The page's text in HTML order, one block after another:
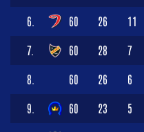
6. 60 26 11
7. 60 28 7
8. 60 26 6
9. 60 23 5